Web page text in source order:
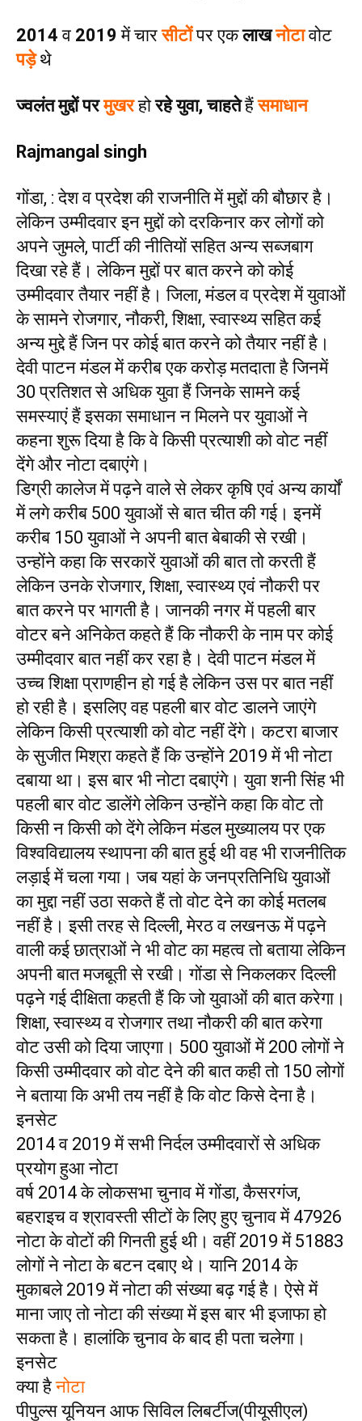
2014 व 2019 में चारसीटोंपर एकलाखनोटावोट
पड़ेथे
ज्वलंत मुद्दों परमुखरहोरहे युवा, चाहतेहैंसमाधान
Rajmangal singh
गोंडा, : देश व प्रदेश की राजनीति में मुद्दों की बौछार है।
लेकिन उम्मीदवार इन मुद्दों को दरकिनार कर लोगों को
अपने जुमले, पार्टी की नीतियों सहित अन्य सब्जबाग
दिखा रहे हैं। लेकिन मुद्दों पर बात करने को कोई
उम्मीदवार तैयार नहीं है। जिला, मंडल व प्रदेश में युवाओं
के सामने रोजगार, नौकरी, शिक्षा, स्वास्थ्य सहित कई
अन्य मुद्दे हैं जिन पर कोई बात करने को तैयार नहीं है।
देवी पाटन मंडल में करीब एक करोड़ मतदाता है जिनमें
30 प्रतिशत से अधिक युवा हैं जिनके सामने कई
समस्याएं हैं इसका समाधान न मिलने पर युवाओं ने
कहना शुरू दिया है कि वे किसी प्रत्याशी को वोट नहीं
देंगे और नोटा दबाएंगे।
डिग्री कालेज में पढ़ने वाले से लेकर कृषि एवं अन्य कार्यों
में लगे करीब 500 युवाओं से बात चीत की गई। इनमें
करीब 150 युवाओं ने अपनी बात बेबाकी से रखी।
उन्होंने कहा कि सरकारें युवाओं की बात तो करती हैं
लेकिन उनके रोजगार, शिक्षा, स्वास्थ्य एवं नौकरी पर
बात करने पर भागती है। जानकी नगर में पहली बार
वोटर बने अनिकेत कहते हैं कि नौकरी के नाम पर कोई
उम्मीदवार बात नहीं कर रहा है। देवी पाटन मंडल में
उच्च शिक्षा प्राणहीन हो गई है लेकिन उस पर बात नहीं
हो रही है। इसलिए वह पहली बार वोट डालने जाएंगे
लेकिन किसी प्रत्याशी को वोट नहीं देंगे। कटरा बाजार
के सुजीत मिश्रा कहते हैं कि उन्होंने 2019 में भी नोटा
दबाया था। इस बार भी नोटा दबाएंगे। युवा शनी सिंह भी
पहली बार वोट डालेंगे लेकिन उन्होंने कहा कि वोट तो
किसी न किसी को देंगे लेकिन मंडल मुख्यालय पर एक
विश्वविद्यालय स्थापना की बात हुई थी वह भी राजनीतिक
लड़ाई में चला गया। जब यहां के जनप्रतिनिधि युवाओं
का मुद्दा नहीं उठा सकते हैं तो वोट देने का कोई मतलब
नहीं है। इसी तरह से दिल्ली, मेरठ व लखनऊ में पढ़ने
वाली कई छात्राओं ने भी वोट का महत्व तो बताया लेकिन
अपनी बात मजबूती से रखी। गोंडा से निकलकर दिल्ली
पढ़ने गई दीक्षिता कहती हैं कि जो युवाओं की बात करेगा।
शिक्षा, स्वास्थ्य व रोजगार तथा नौकरी की बात करेगा
वोट उसी को दिया जाएगा। 500 युवाओं में 200 लोगों ने
किसी उम्मीदवार को वोट देने की बात कही तो 150 लोगों
ने बताया कि अभी तय नहीं है कि वोट किसे देना है।
इनसेट
2014 व 2019 में सभी निर्दल उम्मीदवारों से अधिक
प्रयोग हुआ नोटा
वर्ष 2014 के लोकसभा चुनाव में गोंडा, कैसरगंज,
बहराइच व श्रावस्ती सीटों के लिए हुए चुनाव में 47926
नोटा के वोटों की गिनती हुई थी। वहीं 2019 में 51883
लोगों ने नोटा के बटन दबाए थे। यानि 2014 के
मुकाबले 2019 में नोटा की संख्या बढ़ गई है। ऐसे में
माना जाए तो नोटा की संख्या में इस बार भी इजाफा हो
सकता है। हालांकि चुनाव के बाद ही पता चलेगा।
इनसेट
क्या हैनोटा
पीपुल्स यूनियन आफ सिविल लिबर्टीज(पीयूसीएल)